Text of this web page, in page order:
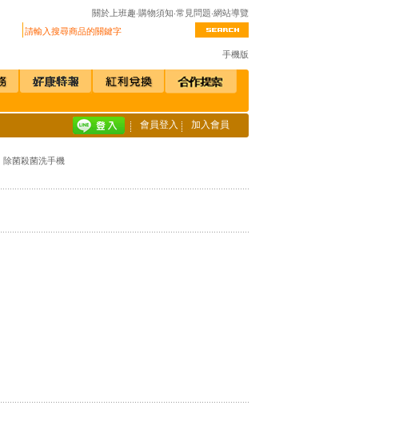
關於上班趣‧購物須知‧常見問題‧網站導覽
手機版
會員登入 加入會員
除菌殺菌洗手機